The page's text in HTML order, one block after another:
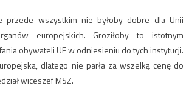
przede wszystkim nie byłoby dobre dla Unii
europejskich. Groziłoby to istotnym
obywateli UE w odniesieniu do tych instytucji.
dlatego nie parła za wszelką cenę do
wiceszef MSZ.